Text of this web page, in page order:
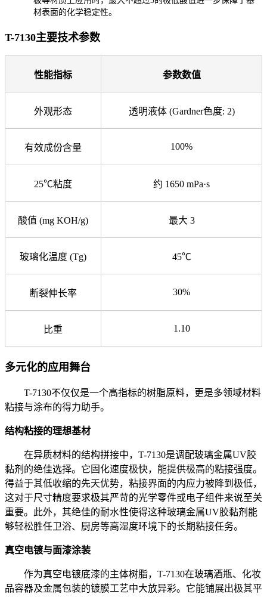
材表面的化学稳定性。
T-7130主要技术参数
性能指标 参数数值
外观形态 透明液体 (Gardner色度: 2)
有效成份含量 100%
25℃粘度 约 1650 mPa·s
酸值 (mg KOH/g) 最大 3
玻璃化温度 (Tg) 45℃
断裂伸长率 30%
比重 1.10
多元化的应用舞台
T-7130不仅仅是一个高指标的树脂原料，更是多领域材料
粘接与涂布的得力助手。
结构粘接的理想基材
在异质材料的结构拼接中，T-7130是调配玻璃金属UV胶
黏剂的绝佳选择。它固化速度极快，能提供极高的粘接强度。
得益于其低收缩的先天优势，粘接界面的内应力被降到极低，
这对于尺寸精度要求极其严苛的光学零件或电子组件来说至关
重要。此外，其绝佳的耐水性使得这种玻璃金属UV胶黏剂能
够轻松胜任卫浴、厨房等高湿度环境下的长期粘接任务。
真空电镀与面漆涂装
作为真空电镀底漆的主体树脂，T-7130在玻璃酒瓶、化妆
品容器及金属包装的镀膜工艺中大放异彩。它能铺展出极其平